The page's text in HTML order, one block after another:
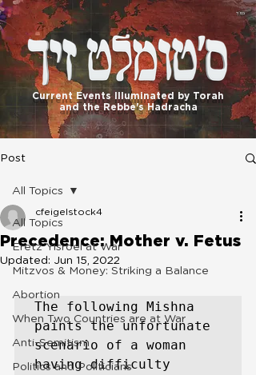
בס"ד
Current Events Illuminated by Torah
and the Rebbe's Hadracha
Post
All Topics
Eretz Yisroel at War
Mitzvos & Money: Striking a Balance
Abortion
When Two Countries are at War
Anti-Semitism
Politics and Politicians
All Topics
Precedence: Mother v. Fetus
cfeigelstock4
Updated: Jun 15, 2022
The following Mishna
paints the unfortunate
scenario of a woman
having difficulty